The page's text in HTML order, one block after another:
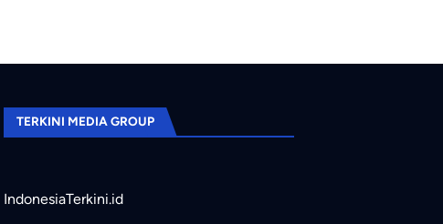
TERKINI MEDIA GROUP
IndonesiaTerkini.id